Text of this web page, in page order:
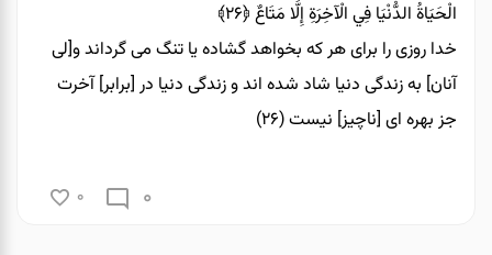
الْحَيَاةُ الدُّنْيَا فِي الْآخِرَةِ إِلَّا مَتَاعٌ ﴿۲۶﴾
خدا روزى را براى هر كه بخواهد گشاده يا تنگ مى‏ گرداند و[لى
آنان] به زندگى دنيا شاد شده‏ اند و زندگى دنيا در [برابر] آخرت
جز بهره‏ اى [ناچيز] نيست (۲۶)
0
0